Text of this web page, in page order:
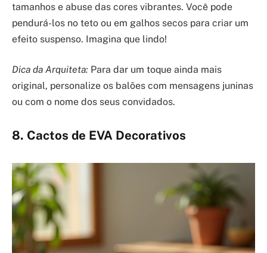
tamanhos e abuse das cores vibrantes. Você pode
pendurá-los no teto ou em galhos secos para criar um
efeito suspenso. Imagina que lindo!
Dica da Arquiteta: Para dar um toque ainda mais
original, personalize os balões com mensagens juninas
ou com o nome dos seus convidados.
8. Cactos de EVA Decorativos